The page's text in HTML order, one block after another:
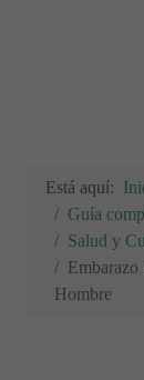
Está aquí:
Guía
Salud y
Embarazo
Hombre